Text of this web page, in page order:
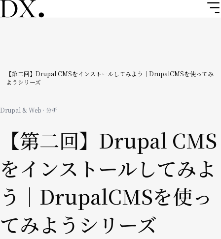
メ
イ
ツ
移
パ
く
ず
【第二回】Drupal CMSをインストールしてみよう｜DrupalCMSを使ってみ
ようシリーズ
Drupal & Web · 分析
【第二回】Drupal CMS
をインストールしてみよ
う｜DrupalCMSを使っ
てみようシリーズ